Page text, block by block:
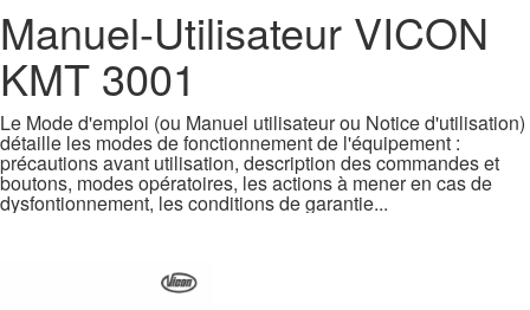
Manuel-Utilisateur VICON
KMT 3001
Le Mode d'emploi (ou Manuel utilisateur ou Notice d'utilisation)
détaille les modes de fonctionnement de l'équipement :
précautions avant utilisation, description des commandes et
boutons, modes opératoires, les actions à mener en cas de
dysfontionnement, les conditions de garantie...